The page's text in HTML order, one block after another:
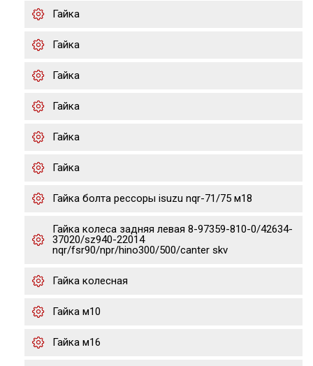
Гайка
Гайка
Гайка
Гайка
Гайка
Гайка
Гайка болта рессоры isuzu nqr-71/75 м18
Гайка колеса задняя левая 8-97359-810-0/42634-
37020/sz940-22014
nqr/fsr90/npr/hino300/500/canter skv
Гайка колесная
Гайка м10
Гайка м16